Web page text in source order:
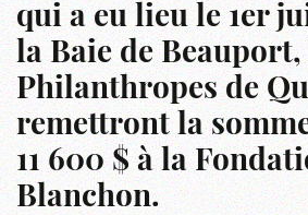
qui a eu lieu le 1er
la Baie de Beauport,
Philanthropes de
remettront la
11 600 $ à la
Blanchon.